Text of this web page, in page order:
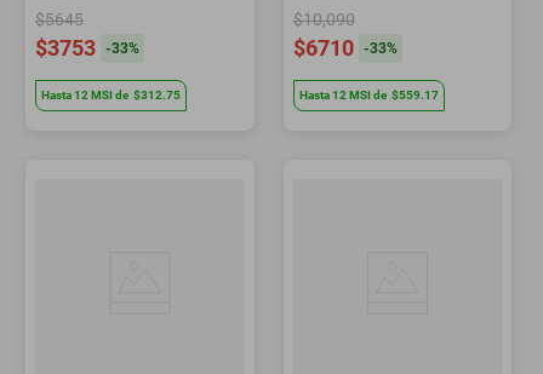
$5645
$3753 -33%
Hasta12 MSIde $312.75
$10,090
$6710 -33%
Hasta12 MSIde $559.17